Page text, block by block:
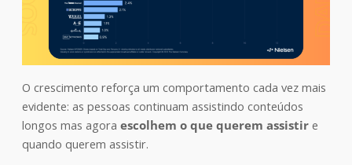
O crescimento reforça um comportamento cada vez mais
evidente: as pessoas continuam assistindo conteúdos
longos mas agora escolhem o que querem assistire
quando querem assistir.